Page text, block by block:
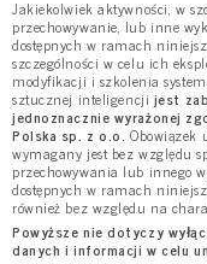
Jakiekolwiek aktywności, w
przechowywanie, lub inne
dostępnych w ramach
szczególności w celu ich
modyfikacji i szkolenia
sztucznej inteligencji jest
jednoznacznie wyrażonej
Polska sp. z o.o. Obowiązek
wymagany jest bez względu
przechowywania lub innego
dostępnych w ramach
również bez względu na
Powyższe nie dotyczy
danych i informacji w celu